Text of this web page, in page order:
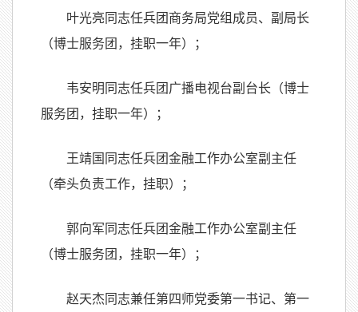
叶光亮同志任兵团商务局党组成员、副局长
（博士服务团，挂职一年）；
韦安明同志任兵团广播电视台副台长（博士
服务团，挂职一年）；
王靖国同志任兵团金融工作办公室副主任
（牵头负责工作，挂职）；
郭向军同志任兵团金融工作办公室副主任
（博士服务团，挂职一年）；
赵天杰同志兼任第四师党委第一书记、第一